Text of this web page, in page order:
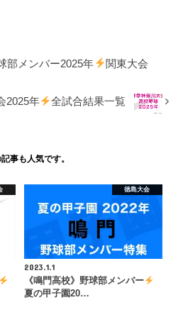
部メンバー2025年 関東大会
2025年 全試合結果一覧
事も人気です。
徳島大会
2023.1.1
《鳴門高校》野球部メンバー
夏の甲子園20…